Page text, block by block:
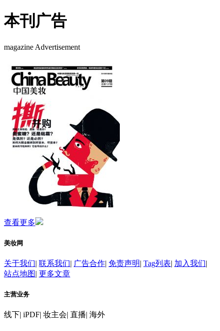
本刊广告
magazine Advertisement
查看更多
美妆网
关于我们| 联系我们| 广告合作| 免责声明| Tag列表| 加入我们|
站点地图| 更多文章
主营业务
线下| iPDF| 妆主会| 直播| 海外